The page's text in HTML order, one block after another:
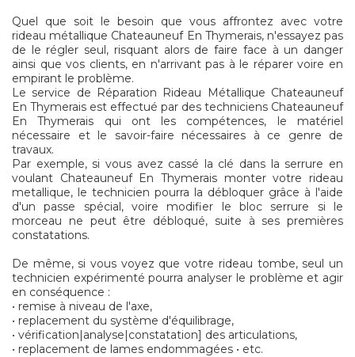
Quel que soit le besoin que vous affrontez avec votre
rideau métallique Chateauneuf En Thymerais, n'essayez pas
de le régler seul, risquant alors de faire face à un danger
ainsi que vos clients, en n'arrivant pas à le réparer voire en
empirant le problème.
Le service de Réparation Rideau Métallique Chateauneuf
En Thymerais est effectué par des techniciens Chateauneuf
En Thymerais qui ont les compétences, le matériel
nécessaire et le savoir-faire nécessaires à ce genre de
travaux.
Par exemple, si vous avez cassé la clé dans la serrure en
voulant Chateauneuf En Thymerais monter votre rideau
metallique, le technicien pourra la débloquer grâce à l'aide
d'un passe spécial, voire modifier le bloc serrure si le
morceau ne peut être débloqué, suite à ses premières
constatations.
De même, si vous voyez que votre rideau tombe, seul un
technicien expérimenté pourra analyser le problème et agir
en conséquence :
• remise à niveau de l'axe,
• replacement du système d'équilibrage,
• vérification|analyse|constatation] des articulations,
• replacement de lames endommagées • etc.